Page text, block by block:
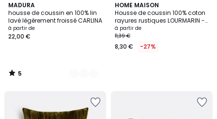
MADURA
housse de coussin en 100% lin
lavé légèrement froissé CARLINA
à partir de
22,00 €
5
/
5
7
Couleurs
5
/
HOME MAISON
Housse de coussin 100% coton
rayures rustiques LOURMARIN -
QABANE
à partir de
11,39 €
8,30 € -27%